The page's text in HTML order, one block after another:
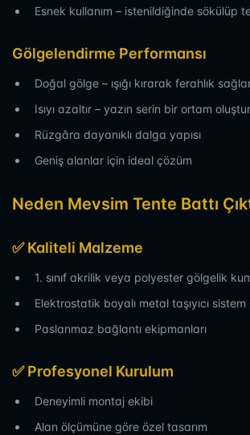
Esnek kullanım – istenildiğinde sökülüp
Gölgelendirme Performansı
Doğal gölge – ışığı kırarak ferahlık
Isıyı azaltır – yazın serin bir ortam
Rüzgâra dayanıklı dalga yapısı
Geniş alanlar için ideal çözüm
Neden Mevsim Tente Battı
✅ Kaliteli Malzeme
1. sınıf akrilik veya polyester gölgelik
Elektrostatik boyalı metal taşıyıcı sistem
Paslanmaz bağlantı ekipmanları
✅ Profesyonel Kurulum
Deneyimli montaj ekibi
Alan ölçümüne göre özel tasarım